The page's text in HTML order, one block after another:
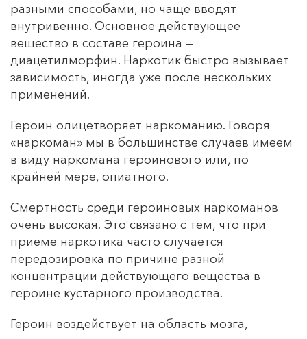
разными способами, но чаще вводят
внутривенно. Основное действующее
вещество в составе героина —
диацетилморфин. Наркотик быстро вызывает
зависимость, иногда уже после нескольких
применений.
Героин олицетворяет наркоманию. Говоря
«наркоман» мы в большинстве случаев имеем
в виду наркомана героинового или, по
крайней мере, опиатного.
Смертность среди героиновых наркоманов
очень высокая. Это связано с тем, что при
приеме наркотика часто случается
передозировка по причине разной
концентрации действующего вещества в
героине кустарного производства.
Героин воздействует на область мозга,